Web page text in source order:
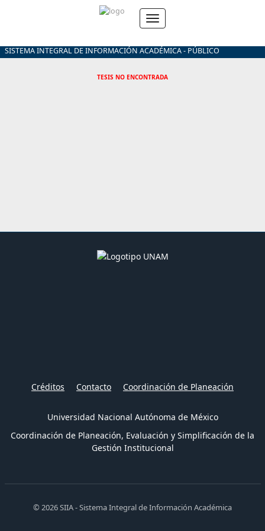
SISTEMA INTEGRAL DE INFORMACIÓN ACADÉMICA - PÚBLICO
TESIS NO ENCONTRADA
Créditos Contacto Coordinación de Planeación
Universidad Nacional Autónoma de México
Coordinación de Planeación, Evaluación y Simplificación de la
Gestión Institucional
© 2026 SIIA - Sistema Integral de Información Académica